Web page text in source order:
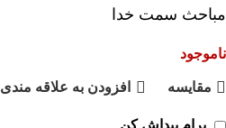
مباحث سمت خدا
ناموجود
مقايسه افزودن به علاقه مندی
برام پیداش کن